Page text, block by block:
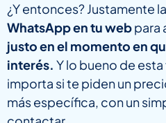
¿Y entonces? Justamente
WhatsApp en tu webpara
justo en el momento en
interés. Y lo bueno de
importa si te piden un
más específica, con un